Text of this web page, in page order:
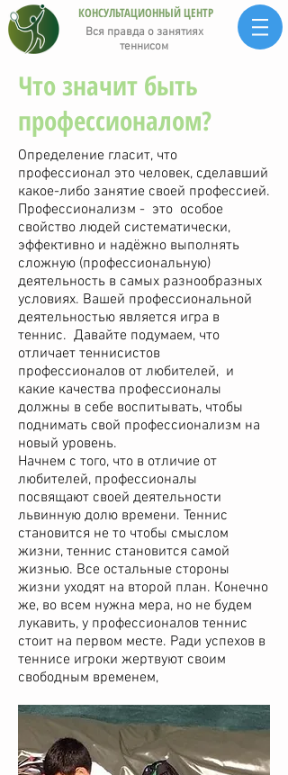
КОНСУЛЬТАЦИОННЫЙ ЦЕНТР
Вся правда о занятиях
теннисом
Что значит быть
профессионалом?
Определение гласит, что
профессионал это человек, сделавший
какое-либо занятие своей профессией.
Профессионализм - это особое
свойство людей систематически,
эффективно и надёжно выполнять
сложную (профессиональную)
деятельность в самых разнообразных
условиях. Вашей профессиональной
деятельностью является игра в
теннис. Давайте подумаем, что
отличает теннисистов
профессионалов от любителей, и
какие качества профессионалы
должны в себе воспитывать, чтобы
поднимать свой профессионализм на
новый уровень.
Начнем с того, что в отличие от
любителей, профессионалы
посвящают своей деятельности
львинную долю времени. Теннис
становится не то чтобы смыслом
жизни, теннис становится самой
жизнью. Все остальные стороны
жизни уходят на второй план. Конечно
же, во всем нужна мера, но не будем
лукавить, у профессионалов теннис
стоит на первом месте. Ради успехов в
теннисе игроки жертвуют своим
свободным временем,